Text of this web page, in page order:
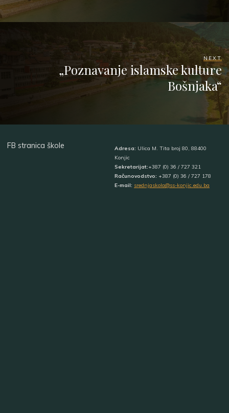
NEXT
„Poznavanje islamske kulture
Bošnjaka“
FB stranica škole Adresa: Ulica M. Tita broj 80, 88400
Konjic
Sekretarijat:+387 (0) 36 / 727 321
Računovodstvo: +387 (0) 36 / 727 178
E-mail: srednjaskola@ss-konjic.edu.ba